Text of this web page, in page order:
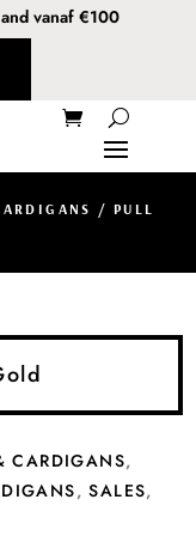
vanaf €100
/ PULL
CARDIGANS,
,SALES,